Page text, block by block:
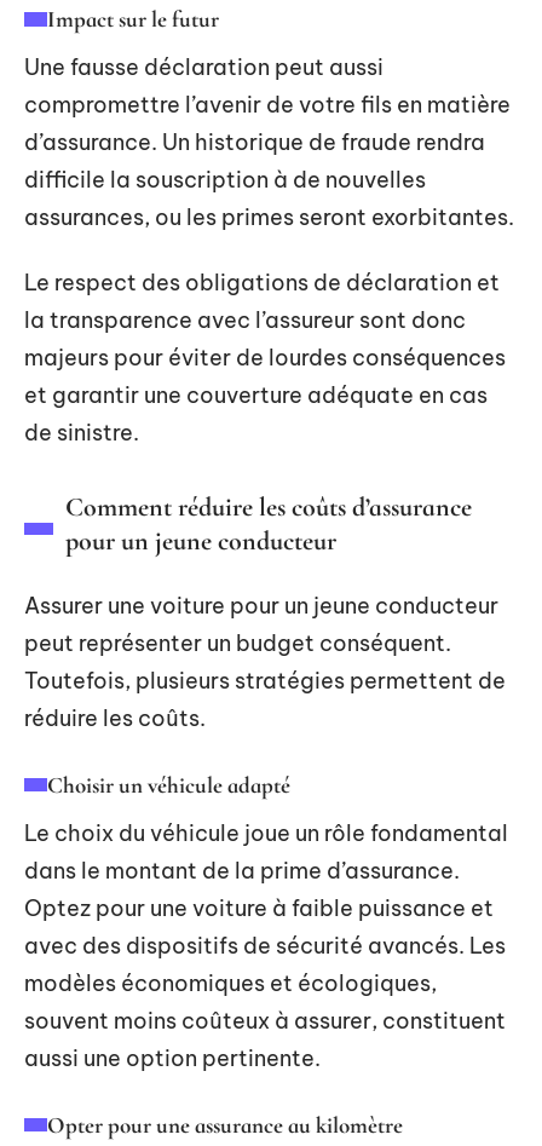
Impact sur le futur
Une fausse déclaration peut aussi
compromettre l’avenir de votre fils en matière
d’assurance. Un historique de fraude rendra
difficile la souscription à de nouvelles
assurances, ou les primes seront exorbitantes.
Le respect des obligations de déclaration et
la transparence avec l’assureur sont donc
majeurs pour éviter de lourdes conséquences
et garantir une couverture adéquate en cas
de sinistre.
Comment réduire les coûts d’assurance
pour un jeune conducteur
Assurer une voiture pour un jeune conducteur
peut représenter un budget conséquent.
Toutefois, plusieurs stratégies permettent de
réduire les coûts.
Choisir un véhicule adapté
Le choix du véhicule joue un rôle fondamental
dans le montant de la prime d’assurance.
Optez pour une voiture à faible puissance et
avec des dispositifs de sécurité avancés. Les
modèles économiques et écologiques,
souvent moins coûteux à assurer, constituent
aussi une option pertinente.
Opter pour une assurance au kilomètre